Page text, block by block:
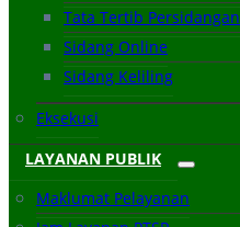
Tata Tertib Persidangan
Sidang Online
Sidang Keliling
Eksekusi
LAYANAN PUBLIK
Maklumat Pelayanan